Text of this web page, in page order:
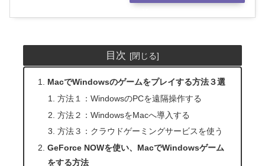
目次
MacでWindowsのゲームをプレイする方法３選
方法１：WindowsのPCを遠隔操作する
方法２：WindowsをMacへ導入する
方法３：クラウドゲーミングサービスを使う
GeForce NOWを使い、MacでWindowsゲーム
をする方法